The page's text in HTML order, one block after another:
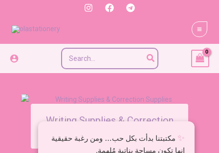
content
Search
for:
Writing Supplies & Correction
✨ مكتبتنا بدأت بكل حب… ومن رغبة حقيقية
إنها تكون مساحة بناتية مُلهِمة.